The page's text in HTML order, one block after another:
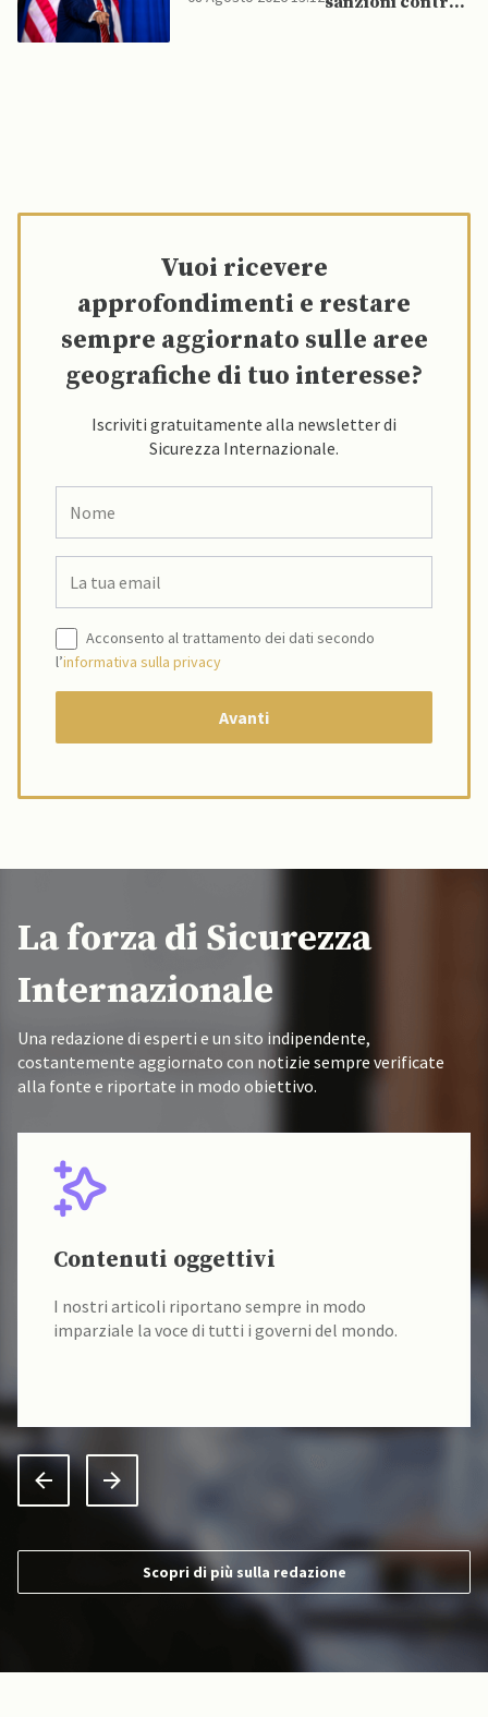
Vuoi ricevere
approfondimenti e restare
sempre aggiornato sulle aree
geografiche di tuo interesse?
Iscriviti gratuitamente alla newsletter di
Sicurezza Internazionale.
Acconsento al trattamento dei dati secondo
l’informativa sulla privacy
La forza di Sicurezza
Internazionale
Una redazione di esperti e un sito indipendente,
costantemente aggiornato con notizie sempre verificate
alla fonte e riportate in modo obiettivo.
Contenuti oggettivi
I nostri articoli riportano sempre in modo
imparziale la voce di tutti i governi del mondo.
Scopri di più sulla redazione